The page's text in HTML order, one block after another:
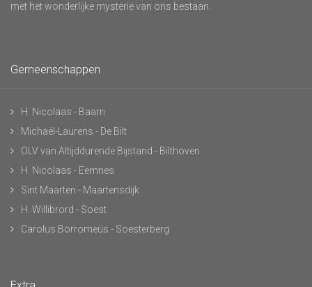
met het wonderlijke mysterie van ons bestaan.
Gemeenschappen
H. Nicolaas - Baarn
Michaël-Laurens - De Bilt
OLV van Altijddurende Bijstand - Bilthoven
H. Nicolaas - Eemnes
Sint Maarten - Maartensdijk
H. Willibrord - Soest
Carolus Borromeüs - Soesterberg